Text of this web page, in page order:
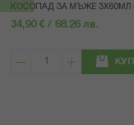
КОСОПАД ЗА МЪЖЕ 3X60МЛ
34,90 € / 68.26 лв.